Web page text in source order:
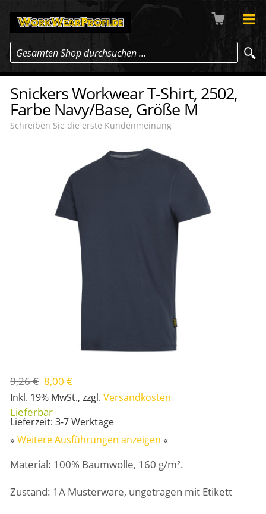
Gesamten Shop durchsuchen …
Snickers Workwear T-Shirt, 2502,
Farbe Navy/Base, Größe M
Schreiben Sie die erste Kundenmeinung
9,26 € 8,00 €
Inkl. 19% MwSt.,zzgl.Versandkosten
Lieferzeit: 3-7 Werktage
»Weitere Ausführungen anzeigen «
Material: 100% Baumwolle, 160 g/m².
Zustand: 1A Musterware, ungetragen mit Etikett